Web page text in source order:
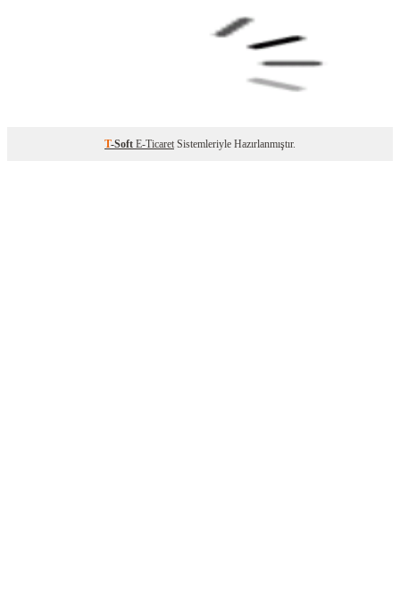
T-Soft E-Ticaret Sistemleriyle Hazırlanmıştır.